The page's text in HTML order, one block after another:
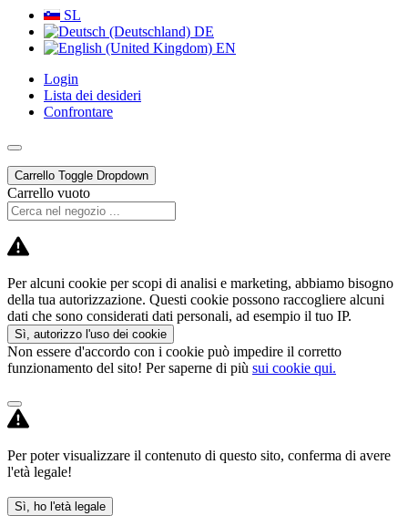
SL
DE
EN
Login
Lista dei desideri
Confrontare
Carrello Toggle Dropdown
Carrello vuoto
Per alcuni cookie per scopi di analisi e marketing, abbiamo bisogno
della tua autorizzazione. Questi cookie possono raccogliere alcuni
dati che sono considerati dati personali, ad esempio il tuo IP.
Sì, autorizzo l'uso dei cookie
Non essere d'accordo con i cookie può impedire il corretto
funzionamento del sito! Per saperne di più sui cookie qui.
Per poter visualizzare il contenuto di questo sito, conferma di avere
l'età legale!
Sì, ho l'età legale